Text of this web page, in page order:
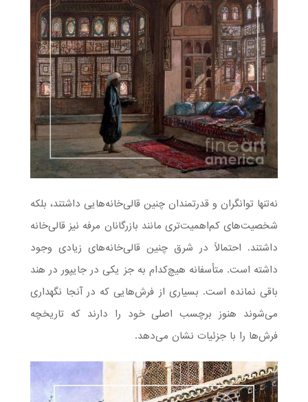
نه‌تنها توانگران و قدرتمندان چنین قالی‌خانه‌هایی داشتند، بلکه
شخصیت‌های کم‌اهمیت‌تری مانند بازرگانان مرفه نیز قالی‌خانه
داشتند. احتمالاً در شرق چنین قالی‌خانه‌های زیادی وجود
داشته است. متأسفانه هیچ‌کدام به جز یکی در جایپور در هند
باقی نمانده است. بسیاری از فرش‌هایی که در آنجا نگهداری
می‌شوند هنوز برچسب اصلی خود را دارند که تاریخچه
فرش‌ها را با جزئیات نشان می‌دهد.